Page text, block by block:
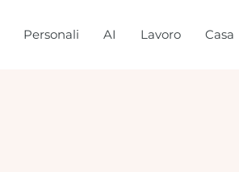
Personali AI Lavoro Casa